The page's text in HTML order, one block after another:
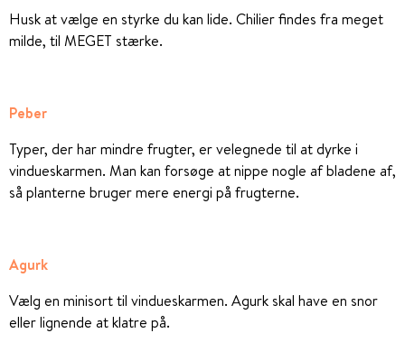
Husk at vælge en styrke du kan lide. Chilier findes fra meget
milde, til MEGET stærke.
Peber
Typer, der har mindre frugter, er velegnede til at dyrke i
vindueskarmen. Man kan forsøge at nippe nogle af bladene af,
så planterne bruger mere energi på frugterne.
Agurk
Vælg en minisort til vindueskarmen. Agurk skal have en snor
eller lignende at klatre på.